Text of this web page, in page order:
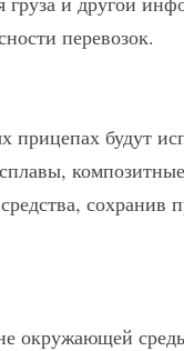
перевозок.
будут
окружающей